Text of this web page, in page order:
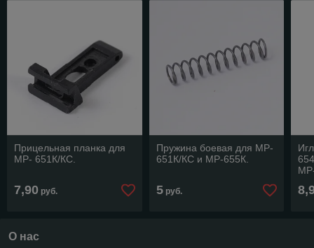
Прицельная планка для
МР- 651К/КС.
7,90 руб.
Пружина боевая для МР-
651К/КС и МР-655К.
5руб.
О нас